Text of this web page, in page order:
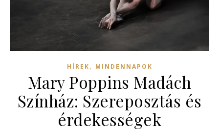
HÍREK, MINDENNAPOK
Mary Poppins Madách
Színház: Szereposztás és
érdekességek